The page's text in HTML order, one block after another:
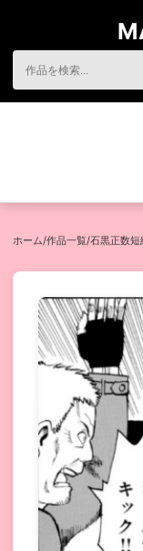
ホーム/作品一覧/石黒正数短